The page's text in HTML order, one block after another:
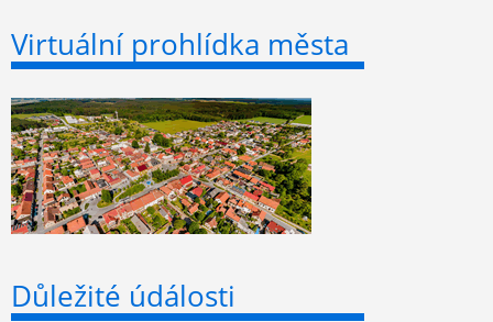
Virtuální prohlídka města
Důležité údálosti